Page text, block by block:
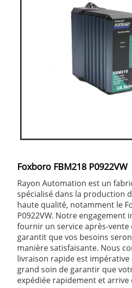
Foxboro FBM218 P0922VW
Rayon Automation est un
spécialisé dans la production
haute qualité, notamment le
P0922VW. Notre engagement
fournir un service après-vente
garantit que vos besoins
manière satisfaisante. Nous
livraison rapide est
grand soin de garantir que
expédiée rapidement et arrive